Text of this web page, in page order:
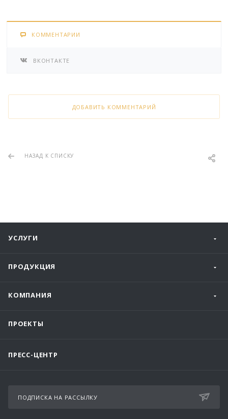
КОММЕНТАРИИ
ВКОНТАКТЕ
ДОБАВИТЬ КОММЕНТАРИЙ
НАЗАД К СПИСКУ
УСЛУГИ
ПРОДУКЦИЯ
КОМПАНИЯ
ПРОЕКТЫ
ПРЕСС-ЦЕНТР
ПОДПИСКА НА РАССЫЛКУ